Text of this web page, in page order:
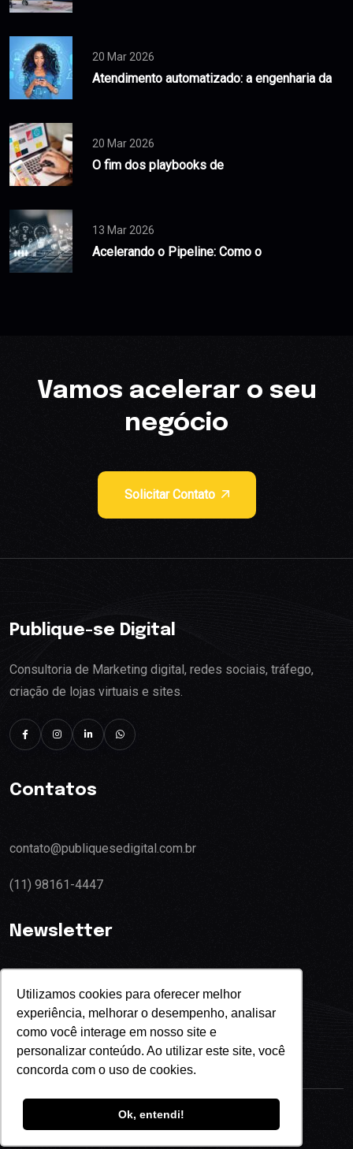
Utilizamos cookies para oferecer melhor
experiência, melhorar o desempenho, analisar
como você interage em nosso site e
personalizar conteúdo. Ao utilizar este site, você
concorda com o uso de cookies.
Ok, entendi!
20 Mar 2026
Atendimento automatizado: a engenharia da
20 Mar 2026
O fim dos playbooks de
13 Mar 2026
Acelerando o Pipeline: Como o
Vamos acelerar o seu
negócio
Solicitar Contato
Publique-se Digital
Consultoria de Marketing digital, redes sociais, tráfego,
criação de lojas virtuais e sites.
Contatos
contato@publiquesedigital.com.br
(11) 98161-4447
Newsletter
Eu concordo com o termos de privacidade
Publique-se Digital.